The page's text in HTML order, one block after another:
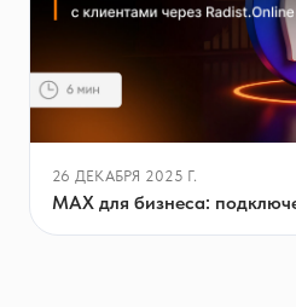
26 ДЕКАБРЯ 2025 Г.
MAX для бизнеса: